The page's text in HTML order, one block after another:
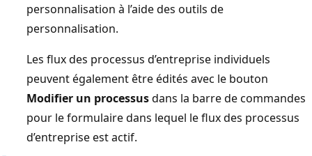
personnalisation à l’aide des outils de
personnalisation.
Les flux des processus d’entreprise individuels
peuvent également être édités avec le bouton
Modifier un processusdans la barre de commandes
pour le formulaire dans lequel le flux des processus
d’entreprise est actif.